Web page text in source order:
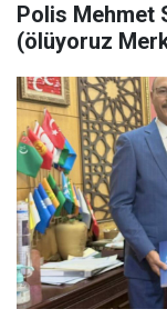
Polis Mehmet
(ölüyoruz